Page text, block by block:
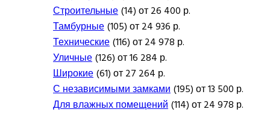
Строительные(14) от 26 400 р.
Тамбурные(105) от 24 936 р.
Технические(116) от 24 978 р.
Уличные(126) от 16 284 р.
Широкие(61) от 27 264 р.
С независимыми замками(195) от 13 500 р.
Для влажных помещений(114) от 24 978 р.